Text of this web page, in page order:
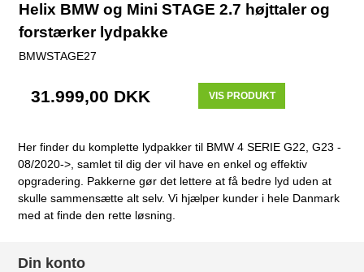
Helix BMW og Mini STAGE 2.7 højttaler og
forstærker lydpakke
BMWSTAGE27
31.999,00 DKK VIS PRODUKT
Her finder du komplette lydpakker til BMW 4 SERIE G22, G23 -
08/2020->, samlet til dig der vil have en enkel og effektiv
opgradering. Pakkerne gør det lettere at få bedre lyd uden at
skulle sammensætte alt selv. Vi hjælper kunder i hele Danmark
med at finde den rette løsning.
Din konto